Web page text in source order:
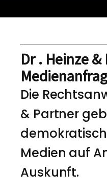
Dr . Heinze
Die
& Partner
Medien auf
Auskunft.